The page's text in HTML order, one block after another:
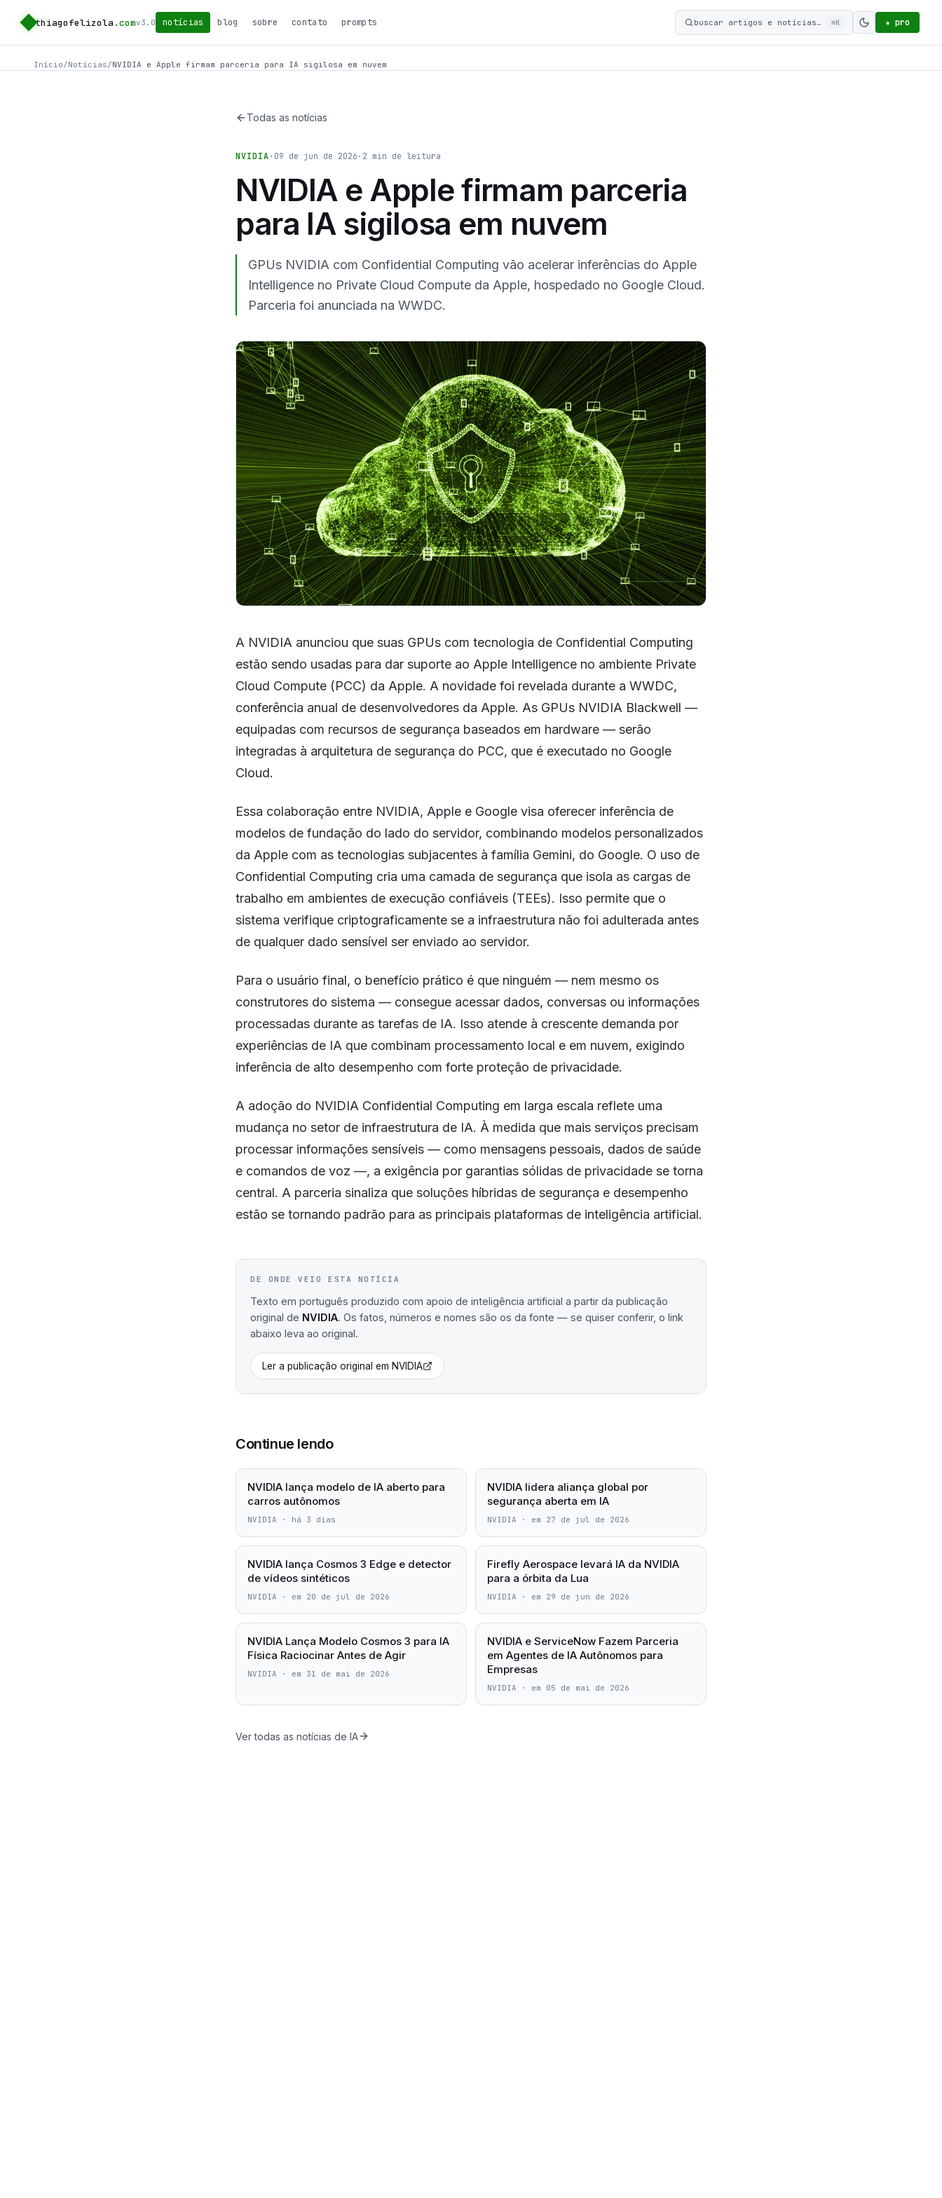
thiagofelizola .comv3.0 notícias blog sobre contato prompts buscar artigos e notícias… ⌘K
Ativar modo
★ pro
Início/Notícias/NVIDIA e Apple firmam parceria para IA sigilosa em nuvem
Todas as notícias
NVIDIA · 09 de jun de 2026 · 2 min de leitura
NVIDIA e Apple firmam parceria
para IA sigilosa em nuvem
GPUs NVIDIA com Confidential Computing vão acelerar inferências do Apple
Intelligence no Private Cloud Compute da Apple, hospedado no Google Cloud.
Parceria foi anunciada na WWDC.
A NVIDIA anunciou que suas GPUs com tecnologia de Confidential Computing
estão sendo usadas para dar suporte ao Apple Intelligence no ambiente Private
Cloud Compute (PCC) da Apple. A novidade foi revelada durante a WWDC,
conferência anual de desenvolvedores da Apple. As GPUs NVIDIA Blackwell —
equipadas com recursos de segurança baseados em hardware — serão
integradas à arquitetura de segurança do PCC, que é executado no Google
Cloud.
Essa colaboração entre NVIDIA, Apple e Google visa oferecer inferência de
modelos de fundação do lado do servidor, combinando modelos personalizados
da Apple com as tecnologias subjacentes à família Gemini, do Google. O uso de
Confidential Computing cria uma camada de segurança que isola as cargas de
trabalho em ambientes de execução confiáveis (TEEs). Isso permite que o
sistema verifique criptograficamente se a infraestrutura não foi adulterada antes
de qualquer dado sensível ser enviado ao servidor.
Para o usuário final, o benefício prático é que ninguém — nem mesmo os
construtores do sistema — consegue acessar dados, conversas ou informações
processadas durante as tarefas de IA. Isso atende à crescente demanda por
experiências de IA que combinam processamento local e em nuvem, exigindo
inferência de alto desempenho com forte proteção de privacidade.
A adoção do NVIDIA Confidential Computing em larga escala reflete uma
mudança no setor de infraestrutura de IA. À medida que mais serviços precisam
processar informações sensíveis — como mensagens pessoais, dados de saúde
e comandos de voz —, a exigência por garantias sólidas de privacidade se torna
central. A parceria sinaliza que soluções híbridas de segurança e desempenho
estão se tornando padrão para as principais plataformas de inteligência artificial.
DE ONDE VEIO ESTA NOTÍCIA
Texto em português produzido com apoio de inteligência artificial a partir da publicação
original de NVIDIA. Os fatos, números e nomes são os da fonte — se quiser conferir, o link
abaixo leva ao original.
Ler a publicação original em NVIDIA
Continue lendo
NVIDIA lança modelo de IA aberto para
carros autônomos
NVIDIA · há 3 dias
NVIDIA lidera aliança global por
segurança aberta em IA
NVIDIA · em 27 de jul de 2026
NVIDIA lança Cosmos 3 Edge e detector
de vídeos sintéticos
NVIDIA · em 20 de jul de 2026
Firefly Aerospace levará IA da NVIDIA
para a órbita da Lua
NVIDIA · em 29 de jun de 2026
NVIDIA Lança Modelo Cosmos 3 para IA
Física Raciocinar Antes de Agir
NVIDIA · em 31 de mai de 2026
NVIDIA e ServiceNow Fazem Parceria
em Agentes de IA Autônomos para
Empresas
NVIDIA · em 05 de mai de 2026
Ver todas as notícias de IA